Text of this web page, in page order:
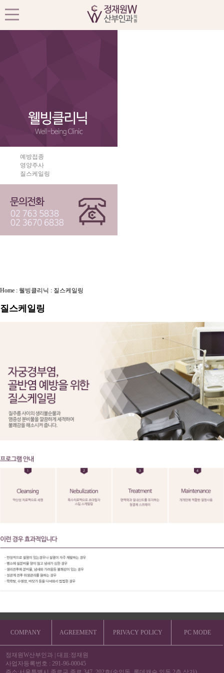
예방접종
영양주사
질스케일링
Home : 웰빙클리닉 : 질스케일링
질스케일링
COMPANY AGREEMENT PRIVACY POLICY PC MODE
정재원W산부인과 | 대표:정재원
사업자등록번호 : 291-96-00045